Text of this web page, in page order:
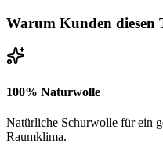
Warum Kunden diesen
100% Naturwolle
Natürliche Schurwolle für ein
Raumklima.